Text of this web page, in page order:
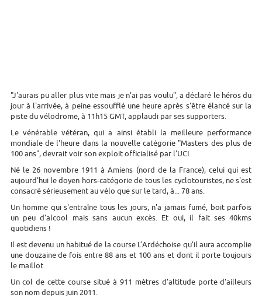
"J'aurais pu aller plus vite mais je n'ai pas voulu", a déclaré le héros du
jour à l'arrivée, à peine essoufflé une heure après s'être élancé sur la
piste du vélodrome, à 11h15 GMT, applaudi par ses supporters.
Le vénérable vétéran, qui a ainsi établi la meilleure performance
mondiale de l'heure dans la nouvelle catégorie "Masters des plus de
100 ans", devrait voir son exploit officialisé par l'UCI.
Né le 26 novembre 1911 à Amiens (nord de la France), celui qui est
aujourd’hui le doyen hors-catégorie de tous les cyclotouristes, ne s'est
consacré sérieusement au vélo que sur le tard, à... 78 ans.
Un homme qui s'entraîne tous les jours, n'a jamais fumé, boit parfois
un peu d'alcool mais sans aucun excès. Et oui, il fait ses 40kms
quotidiens !
Il est devenu un habitué de la course L’Ardéchoise qu’il aura accomplie
une douzaine de fois entre 88 ans et 100 ans et dont il porte toujours
le maillot.
Un col de cette course situé à 911 mètres d'altitude porte d'ailleurs
son nom depuis juin 2011.